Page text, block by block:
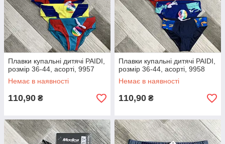
Плавки купальні дитячі PAIDI,
розмір 36-44, асорті, 9957
Немає в наявності
110,90 ₴
Плавки купальні дитячі PAIDI,
розмір 36-44, асорті, 9958
Немає в наявності
110,90 ₴